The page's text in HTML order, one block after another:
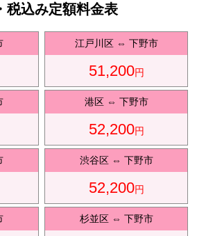
迎プ
ン
税込み定額料金表
江戸川区⇔ 下野市
51,200円
港区⇔ 下野市
52,200円
渋谷区⇔ 下野市
52,200円
杉並区⇔ 下野市